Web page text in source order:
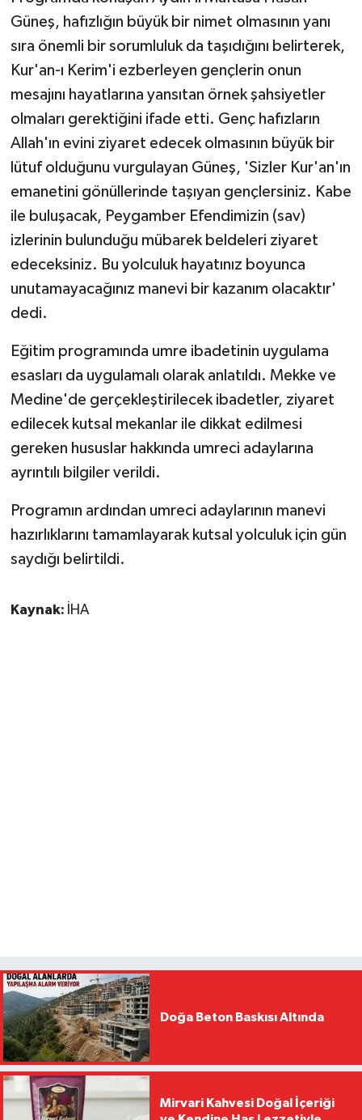
Güneş, hafızlığın büyük bir nimet olmasının yanı
sıra önemli bir sorumluluk da taşıdığını belirterek,
Kur'an-ı Kerim'i ezberleyen gençlerin onun
mesajını hayatlarına yansıtan örnek şahsiyetler
olmaları gerektiğini ifade etti. Genç hafızların
Allah'ın evini ziyaret edecek olmasının büyük bir
lütuf olduğunu vurgulayan Güneş, 'Sizler Kur'an'ın
emanetini gönüllerinde taşıyan gençlersiniz. Kabe
ile buluşacak, Peygamber Efendimizin (sav)
izlerinin bulunduğu mübarek beldeleri ziyaret
edeceksiniz. Bu yolculuk hayatınız boyunca
unutamayacağınız manevi bir kazanım olacaktır'
dedi.
Eğitim programında umre ibadetinin uygulama
esasları da uygulamalı olarak anlatıldı. Mekke ve
Medine'de gerçekleştirilecek ibadetler, ziyaret
edilecek kutsal mekanlar ile dikkat edilmesi
gereken hususlar hakkında umreci adaylarına
ayrıntılı bilgiler verildi.
Programın ardından umreci adaylarının manevi
hazırlıklarını tamamlayarak kutsal yolculuk için gün
saydığı belirtildi.
Kaynak: İHA
Doğa Beton Baskısı Altında
Mirvari Kahvesi Doğal İçeriği